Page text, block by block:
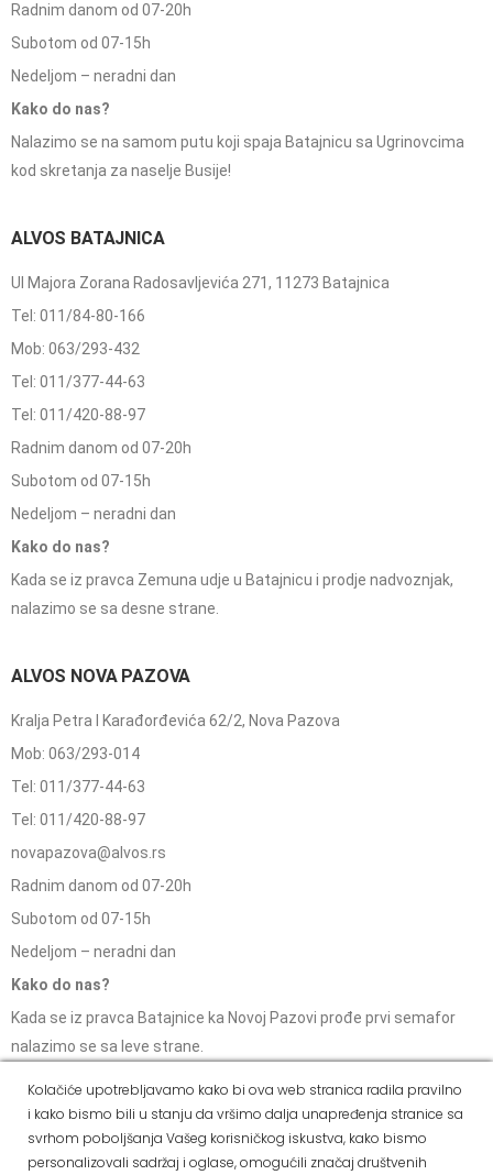
Radnim danom od 07-20h
Subotom od 07-15h
Nedeljom – neradni dan
Kako do nas?
Nalazimo se na samom putu koji spaja Batajnicu sa Ugrinovcima
kod skretanja za naselje Busije!
ALVOS BATAJNICA
Ul Majora Zorana Radosavljevića 271, 11273 Batajnica
Tel: 011/84-80-166
Mob: 063/293-432
Tel: 011/377-44-63
Tel: 011/420-88-97
Radnim danom od 07-20h
Subotom od 07-15h
Nedeljom – neradni dan
Kako do nas?
Kada se iz pravca Zemuna udje u Batajnicu i prodje nadvoznjak,
nalazimo se sa desne strane.
ALVOS NOVA PAZOVA
Kralja Petra I Karađorđevića 62/2, Nova Pazova
Mob: 063/293-014
Tel: 011/377-44-63
Tel: 011/420-88-97
novapazova@alvos.rs
Radnim danom od 07-20h
Subotom od 07-15h
Nedeljom – neradni dan
Kako do nas?
Kada se iz pravca Batajnice ka Novoj Pazovi prođe prvi semafor
nalazimo se sa leve strane.
Social Media
Kolačiće upotrebljavamo kako bi ova web stranica radila pravilno
i kako bismo bili u stanju da vršimo dalja unapređenja stranice sa
svrhom poboljšanja Vašeg korisničkog iskustva, kako bismo
personalizovali sadržaj i oglase, omogućili značaj društvenih